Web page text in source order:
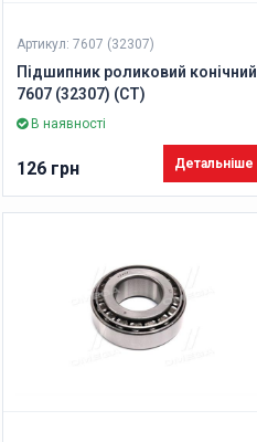
Артикул: 7607 (32307)
Підшипник роликовий конічний
7607 (32307) (CT)
В наявності
126 грн Детальніше